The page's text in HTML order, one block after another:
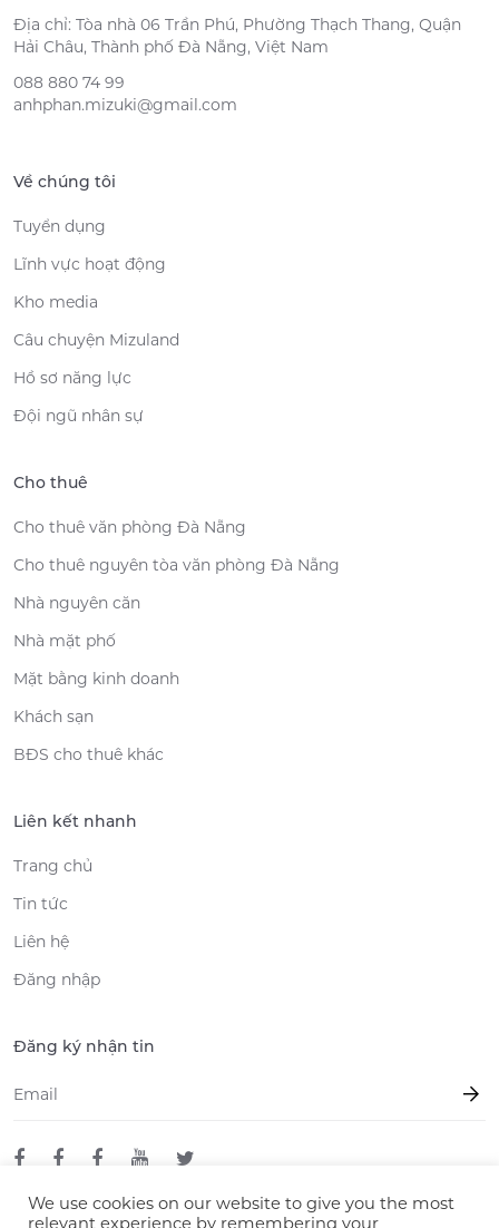
Địa chỉ: Tòa nhà 06 Trần Phú, Phường Thạch Thang, Quận
Hải Châu, Thành phố Đà Nẵng, Việt Nam
088 880 74 99
anhphan.mizuki@gmail.com
Về chúng tôi
Tuyển dụng
Lĩnh vực hoạt động
Kho media
Câu chuyện Mizuland
Hồ sơ năng lực
Đội ngũ nhân sự
Cho thuê
Cho thuê văn phòng Đà Nẵng
Cho thuê nguyên tòa văn phòng Đà Nẵng
Nhà nguyên căn
Nhà mặt phố
Mặt bằng kinh doanh
Khách sạn
BĐS cho thuê khác
Liên kết nhanh
Trang chủ
Tin tức
Liên hệ
Đăng nhập
Đăng ký nhận tin
Email
We use cookies on our website to give you the most
relevant experience by remembering your